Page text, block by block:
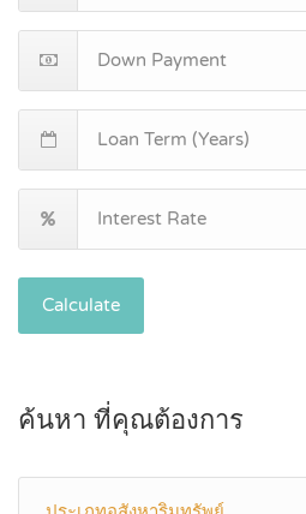
Calculate
ค้นหา ที่คุณต้องการ